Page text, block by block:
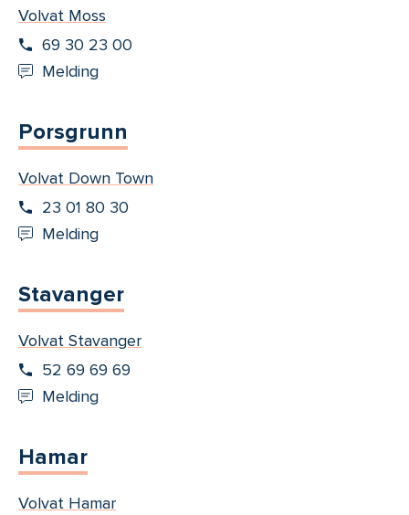
Volvat Moss
69 30 23 00
Melding
Porsgrunn
Volvat Down Town
23 01 80 30
Melding
Stavanger
Volvat Stavanger
52 69 69 69
Melding
Hamar
Volvat Hamar